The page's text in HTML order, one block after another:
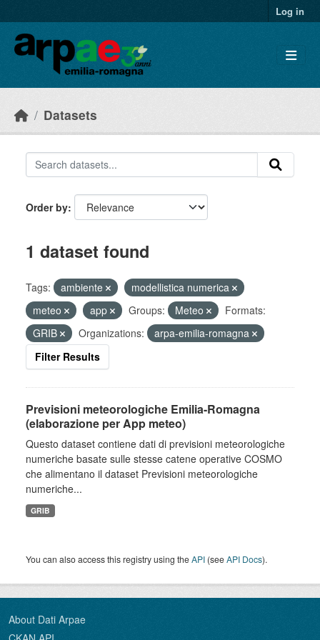
Log in
Datasets
Order by
1 dataset found
Tags: ambiente
modellistica numerica
meteo
app Groups: Meteo
Formats:
GRIB
Organizations:
arpa-emilia-romagna
Filter Results
Previsioni meteorologiche Emilia-Romagna
(elaborazione per App meteo)
Questo dataset contiene dati di previsioni meteorologiche
numeriche basate sulle stesse catene operative COSMO
che alimentano il dataset Previsioni meteorologiche
numeriche...
GRIB
You can also access this registry using theAPI (seeAPI Docs).
About Dati Arpae